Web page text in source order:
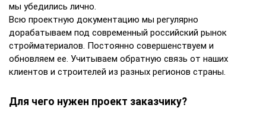
мы убедились лично.
Всю проектную документацию мы регулярно
дорабатываем под современный российский рынок
стройматериалов. Постоянно совершенствуем и
обновляем ее. Учитываем обратную связь от наших
клиентов и строителей из разных регионов страны.
Для чего нужен проект заказчику?